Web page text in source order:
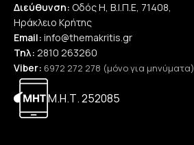
Διεύθυνση: Οδός Η, Β.Ι.Π.Ε, 71408,
Ηράκλειο Κρήτης
Email: info@themakritis.gr
Τηλ: 2810 263260
Viber: 6972 272 278 (μόνο για μηνύματα)
Μ.Η.Τ. 252085